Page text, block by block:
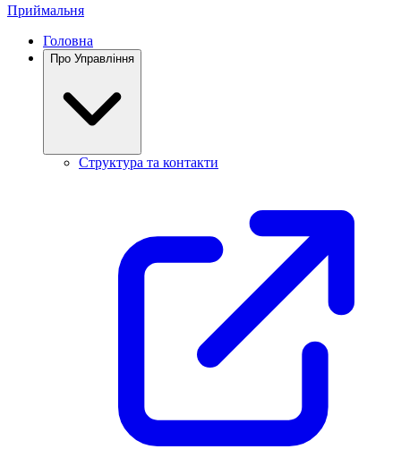
Приймальня
Головна
Про Управління
Структура та контакти